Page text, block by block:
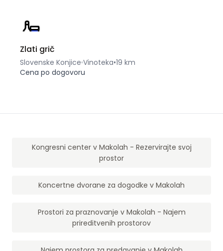
Zlati grič
Slovenske Konjice Vinoteka•19 km
Cena po dogovoru
Kongresni center v Makolah - Rezervirajte svoj
prostor
Koncertne dvorane za dogodke v Makolah
Prostori za praznovanje v Makolah - Najem
prireditvenih prostorov